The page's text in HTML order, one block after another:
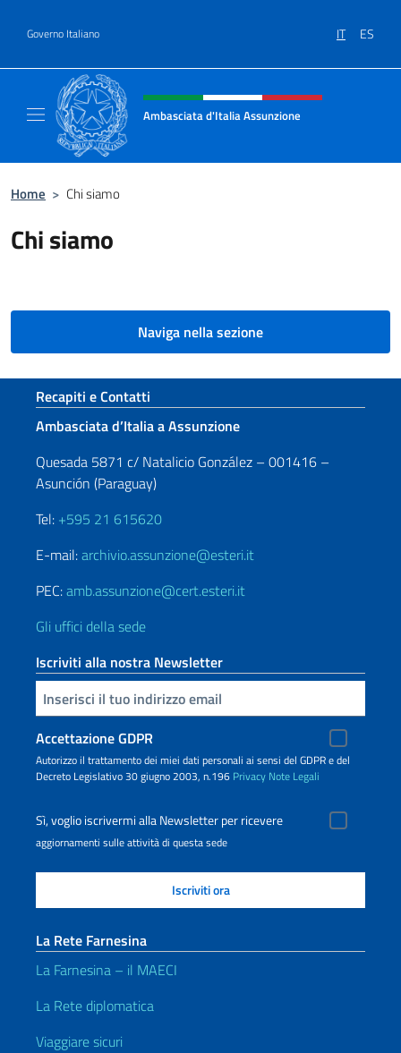
Governo Italiano IT ES
Intestazione sito, social e menù
Ambasciata d'Italia Assunzione
Home > Chi siamo
Chi siamo
Naviga nella sezione
Sezione footer
Recapiti e Contatti
Ambasciata d’Italia a Assunzione
Quesada 5871 c/ Natalicio González – 001416 –
Asunción (Paraguay)
Tel: +595 21 615620
E-mail:archivio.assunzione@esteri.it
PEC:amb.assunzione@cert.esteri.it
Gli uffici della sede
Iscriviti alla nostra Newsletter
Inserisci la tua email
Accettazione GDPR
Autorizzo il trattamento dei miei dati personali ai sensi del GDPR e del
Decreto Legislativo 30 giugno 2003, n.196 Privacy Note Legali
Sì, voglio iscrivermi alla Newsletter per ricevere
aggiornamenti sulle attività di questa sede
La Rete Farnesina
La Farnesina – il MAECI
La Rete diplomatica
Viaggiare sicuri